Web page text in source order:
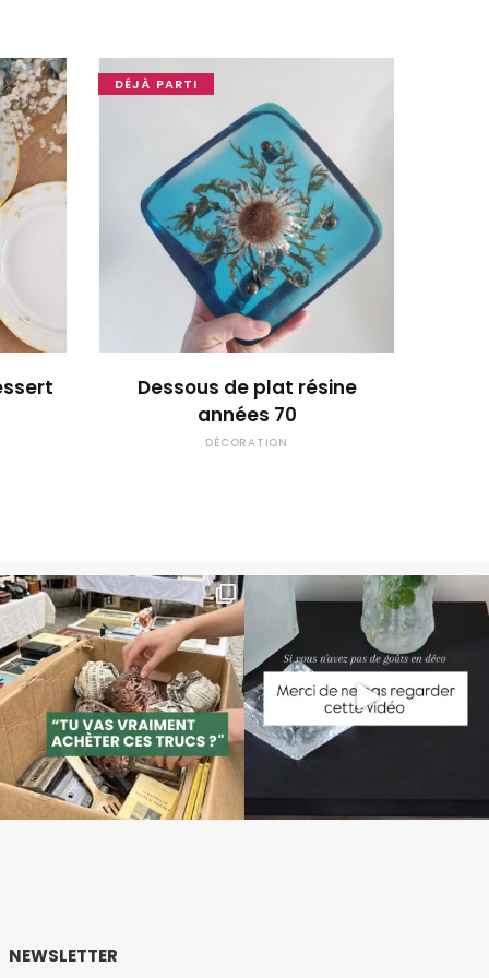
DÉJÀ PARTI
Dessous de plat résine
années 70
DÉCORATION
NEWSLETTER